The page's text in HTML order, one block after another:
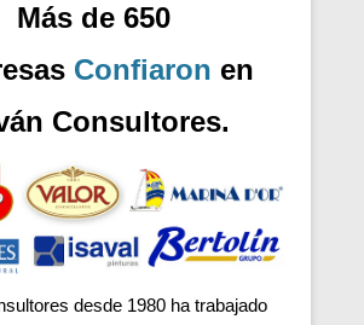
Más de 650
Confiaron en
Consultores.
desde 1980 ha trabajado